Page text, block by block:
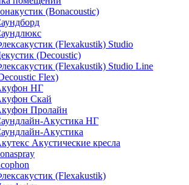
(Bonacoustic)
(Flexakustik) Studio
(Decoustic)
(Flexakustik) Studio Line
Flex)
НГ
Скай
Пролайн
Акустика НГ
Акустика
Акустические кресла
(Flexakustik)